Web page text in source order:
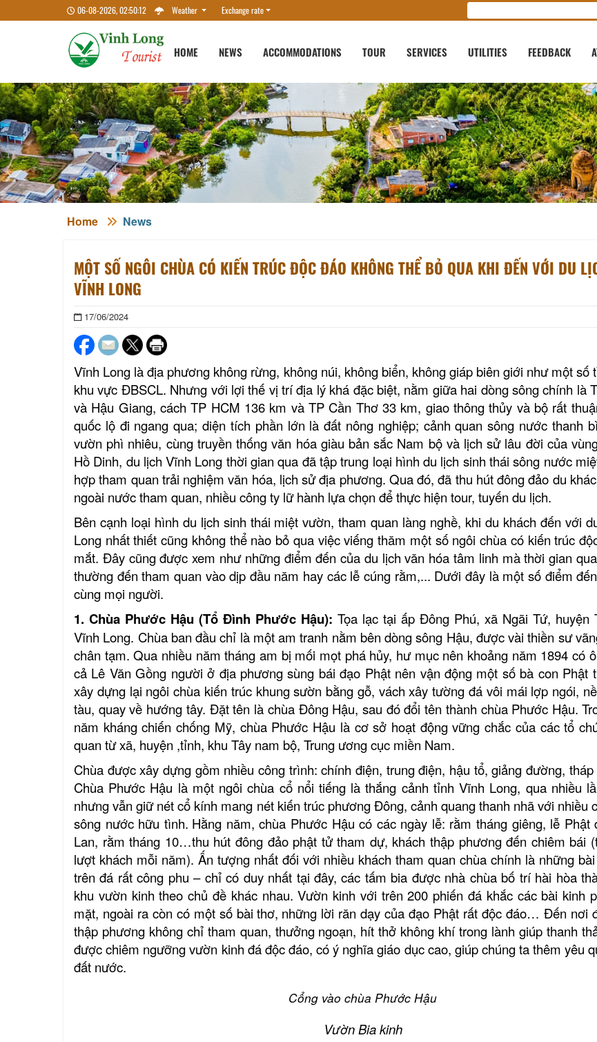
06-08-2026, 02:50:13 Weather Exchange rate
HOME NEWS ACCOMMODATIONS TOUR SERVICES UTILITIES FEEDBACK
Home News
MỘT SỐ NGÔI CHÙA CÓ KIẾN TRÚC ĐỘC ĐÁO KHÔNG THỂ BỎ QUA KHI ĐẾN VỚI DU
VĨNH LONG
17/06/2024
Vĩnh Long là địa phương không rừng, không núi, không biển, không giáp biên giới như một số
khu vực ĐBSCL. Nhưng với lợi thế vị trí địa lý khá đặc biệt, nằm giữa hai dòng sông chính là
và Hậu Giang, cách TP HCM 136 km và TP Cần Thơ 33 km, giao thông thủy và bộ rất
quốc lộ đi ngang qua; diện tích phần lớn là đất nông nghiệp; cảnh quan sông nước thanh
vườn phì nhiêu, cùng truyền thống văn hóa giàu bản sắc Nam bộ và lịch sử lâu đời của
Hồ Dinh, du lịch Vĩnh Long thời gian qua đã tập trung loại hình du lịch sinh thái sông nước
hợp tham quan trải nghiệm văn hóa, lịch sử địa phương. Qua đó, đã thu hút đông đảo du
ngoài nước tham quan, nhiều công ty lữ hành lựa chọn để thực hiện tour, tuyến du lịch.
Bên cạnh loại hình du lịch sinh thái miệt vườn, tham quan làng nghề, khi du khách đến với
Long nhất thiết cũng không thể nào bỏ qua việc viếng thăm một số ngôi chùa có kiến trúc
mắt. Đây cũng được xem như những điểm đến của du lịch văn hóa tâm linh mà thời gian
thường đến tham quan vào dịp đầu năm hay các lễ cúng rằm,... Dưới đây là một số điểm
cùng mọi người.
1. Chùa Phước Hậu (Tổ Đình Phước Hậu): Tọa lạc tại ấp Đông Phú, xã Ngãi Tứ, huyện
Vĩnh Long. Chùa ban đầu chỉ là một am tranh nằm bên dòng sông Hậu, được vài thiền sư
chân tạm. Qua nhiều năm tháng am bị mối mọt phá hủy, hư mục nên khoảng năm 1894 có
cả Lê Văn Gồng người ở địa phương sùng bái đạo Phật nên vận động một số bà con Phật
xây dựng lại ngôi chùa kiến trúc khung sườn bằng gỗ, vách xây tường đá vôi mái lợp ngói,
tàu, quay về hướng tây. Đặt tên là chùa Đông Hậu, sau đó đổi tên thành chùa Phước Hậu.
năm kháng chiến chống Mỹ, chùa Phước Hậu là cơ sở hoạt động vững chắc của các tổ
quan từ xã, huyện ,tỉnh, khu Tây nam bộ, Trung ương cục miền Nam.
Chùa được xây dựng gồm nhiều công trình: chính điện, trung điện, hậu tổ, giảng đường, tháp
Chùa Phước Hậu làmột ngôi chùa cổ nổi tiếng là thắng cảnh tỉnh Vĩnh Long, qua nhiều
nhưng vẫn giữ nét cổ kính mang nét kiến trúc phương Đông, cảnh quang thanh nhã với nhiều
sông nước hữu tình. Hằng năm, chùa Phước Hậu có các ngày lễ: rằm tháng giêng, lễ Phật
Lan, rằm tháng 10…thu hút đông đảo phật tử tham dự, khách thập phương đến chiêm bái
lượt khách mỗi năm). Ấn tượng nhất đối với nhiều khách tham quan chùa chính là những
trên đá rất công phu – chỉ có duy nhất tại đây, các tấm bia được nhà chùa bố trí hài hòa
khu vườn kinh theo chủ đề khác nhau. Vườn kinh với trên 200 phiến đá khắc các bài kinh
mặt, ngoài ra còn có một số bài thơ, những lời răn dạy của đạo Phật rất độc đáo… Đến nơi
thập phương không chỉ tham quan, thưởng ngoạn, hít thở không khí trong lành giúp thanh
được chiêm ngưỡng vườn kinh đá độc đáo, có ý nghĩa giáo dục cao, giúp chúng ta thêm yêu
đất nước.
Cổng vào chùa Phước Hậu
Vườn Bia kinh